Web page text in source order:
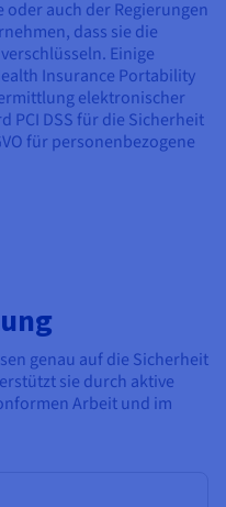
auch der Regierungen
dass sie die
Einige
Insurance Portability
elektronischer
PCI DSS für die Sicherheit
für personenbezogene
genau auf die Sicherheit
sie durch aktive
Arbeit und im